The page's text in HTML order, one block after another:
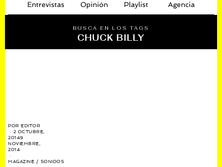
Entrevistas Opinión Playlist Agencia
BUSCA EN LOS TAGS
CHUCK BILLY
POREDITOR
2 OCTUBRE,
20149
NOVIEMBRE,
2014
MAGAZINE / SONIDOS